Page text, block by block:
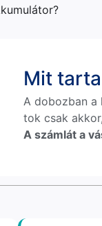
Mit
A dobozban
tok csak
A számlát a